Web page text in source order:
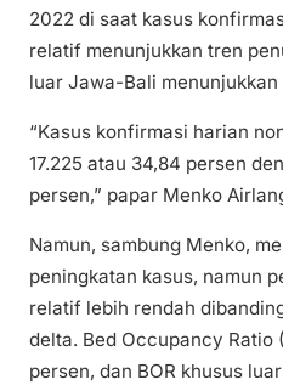
2022 di saat kasus
relatif menunjukkan tren
luar Jawa-Bali menunjukkan
“Kasus konfirmasi harian
17.225 atau 34,84 persen
persen,” papar Menko
Namun, sambung Menko,
peningkatan kasus, namun
relatif lebih rendah
delta. Bed Occupancy Ratio
persen, dan BOR khusus